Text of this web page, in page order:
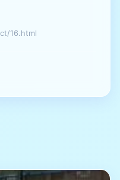
16.html